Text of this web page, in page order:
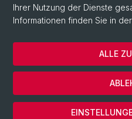
© Universität Basel
IT-Services
Datenschutzerklärung
Ihrer Nutzung der Dienste
Informationen finden Sie in der
ALLE